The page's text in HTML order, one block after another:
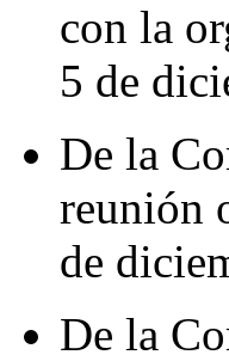
con la
5 de
De la
reunión
de
De la